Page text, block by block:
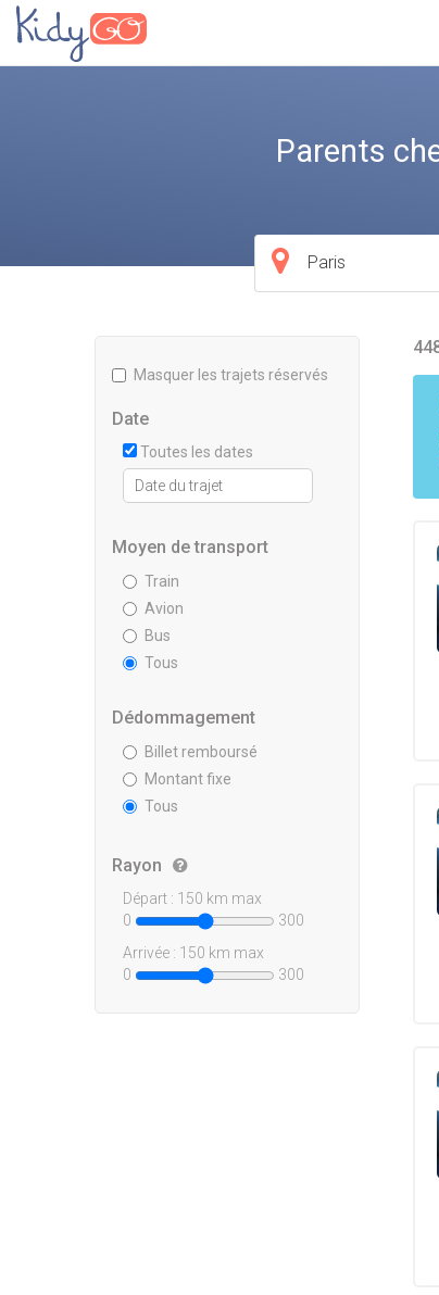
Parents
Ville
de
départ
Masquer les trajets réservés
Date
Toutes les dates
Moyen de transport
Train
Avion
Bus
Tous
Dédommagement
Billet remboursé
Montant fixe
Tous
Rayon
Départ : 150 km max
0
300
Arrivée : 150 km max
0
300